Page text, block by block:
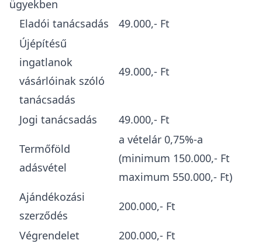
ügyekben
Eladói tanácsadás
49.000,- Ft
Újépítésű
ingatlanok
vásárlóinak szóló
tanácsadás
49.000,- Ft
Jogi tanácsadás 49.000,- Ft
Termőföld
adásvétel
a vételár 0,75%-a
(minimum 150.000,- Ft
maximum 550.000,- Ft)
Ajándékozási
szerződés
200.000,- Ft
Végrendelet
200.000,- Ft